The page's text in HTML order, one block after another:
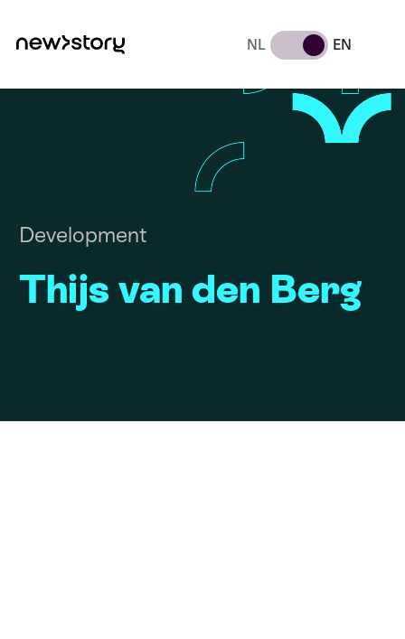
NL EN
Development
Thijs van den Berg